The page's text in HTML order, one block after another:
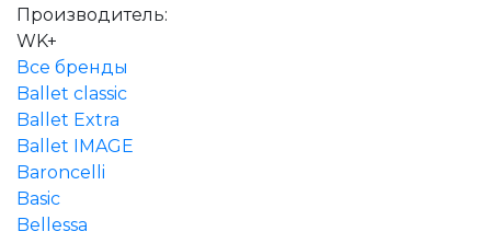
Производитель:
WK+
Все бренды
Ballet classic
Ballet Extra
Ballet IMAGE
Baroncelli
Basic
Bellessa